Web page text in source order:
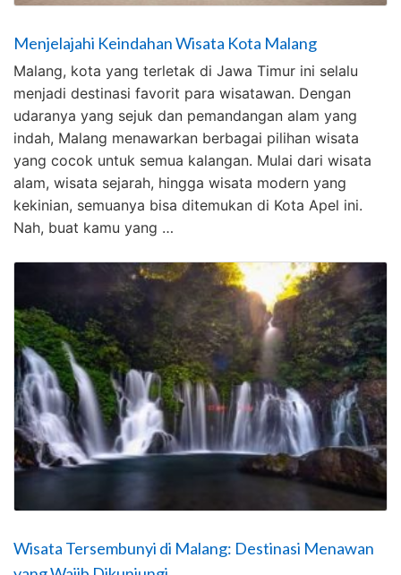
Menjelajahi Keindahan Wisata Kota Malang
Malang, kota yang terletak di Jawa Timur ini selalu
menjadi destinasi favorit para wisatawan. Dengan
udaranya yang sejuk dan pemandangan alam yang
indah, Malang menawarkan berbagai pilihan wisata
yang cocok untuk semua kalangan. Mulai dari wisata
alam, wisata sejarah, hingga wisata modern yang
kekinian, semuanya bisa ditemukan di Kota Apel ini.
Nah, buat kamu yang …
Wisata Tersembunyi di Malang: Destinasi Menawan